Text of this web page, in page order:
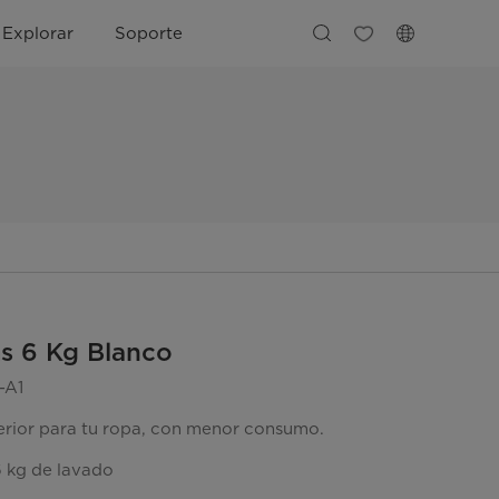
Explorar Soporte
6 Kg Blanco
para tu ropa, con menor consumo.
kg de lavado